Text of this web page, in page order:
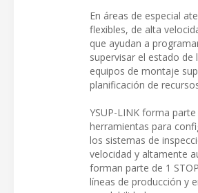
En áreas de especial
flexibles, de alta
que ayudan a
supervisar el estado
equipos de montaje
planificación de
YSUP-LINK forma
herramientas para
los sistemas de
velocidad y altamente
forman parte de 1
líneas de producción y